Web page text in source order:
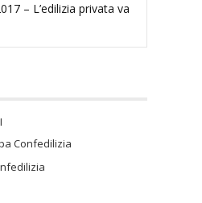
– L’edilizia privata va
Confedilizia